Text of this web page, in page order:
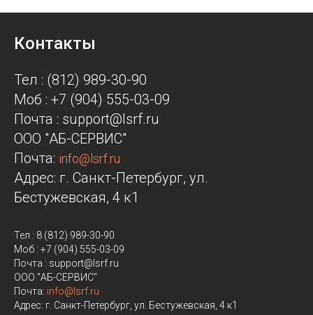
Контакты
Тел : (812) 989-30-90
Моб : +7 (904) 555-03-09
Почта : support@lsrf.ru
ООО "АБ-СЕРВИС"
Почта: info@lsrf.ru
Адрес: г. Санкт-Петербург, ул.
Бестужевская, 4 к1
Тел : 8 (812) 989-30-90
Моб : +7 (904) 555-03-09
Почта : support@lsrf.ru
ООО "АБ-СЕРВИС"
Почта: info@lsrf.ru
Адрес: г. Санкт-Петербург, ул. Бестужевская, 4 к1